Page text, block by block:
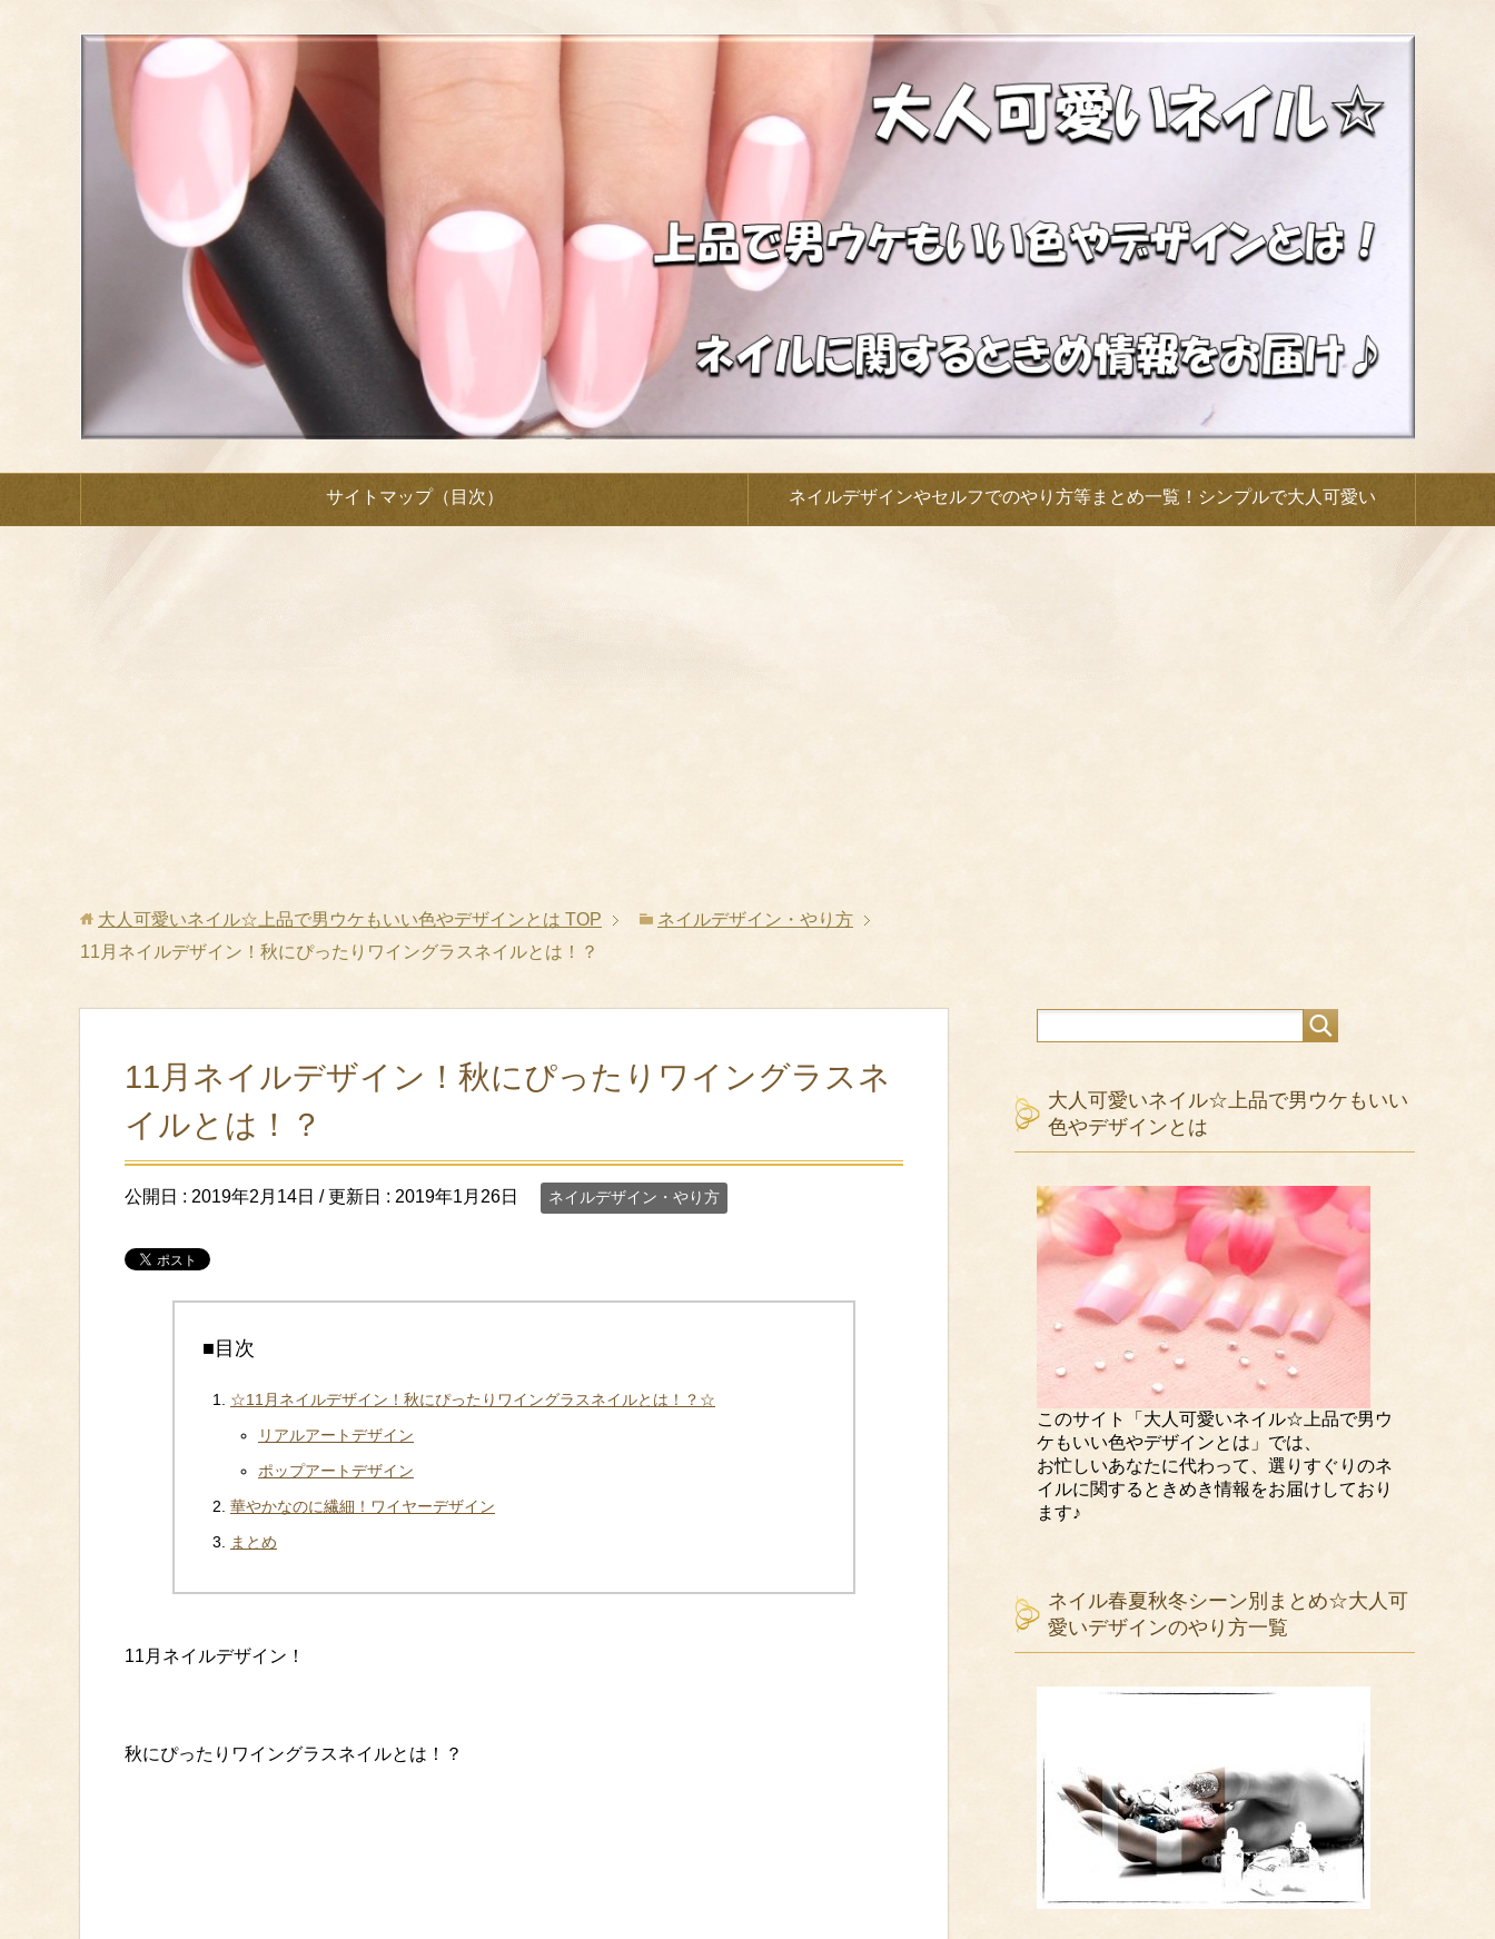
サイトマップ（目次） ネイルデザインやセルフでのやり方等まとめ一覧！シンプルで大人可愛い
大人可愛いネイル☆上品で男ウケもいい色やデザインとは TOP
ネイルデザイン・やり方
11月ネイルデザイン！秋にぴったりワイングラスネイルとは！？
11月ネイルデザイン！秋にぴったりワイングラスネ
イルとは！？
公開日 : 2019年2月14日 / 更新日 : 2019年1月26日 ネイルデザイン・やり方
■目次
☆11月ネイルデザイン！秋にぴったりワイングラスネイルとは！？☆
リアルアートデザイン
ポップアートデザイン
華やかなのに繊細！ワイヤーデザイン
まとめ
11月ネイルデザイン！
秋にぴったりワイングラスネイルとは！？
大人可愛いネイル☆上品で男ウケもいい
色やデザインとは
このサイト「大人可愛いネイル☆上品で男ウ
ケもいい色やデザインとは」では、
お忙しいあなたに代わって、選りすぐりのネ
イルに関するときめき情報をお届けしており
ます♪
ネイル春夏秋冬シーン別まとめ☆大人可
愛いデザインのやり方一覧